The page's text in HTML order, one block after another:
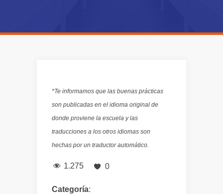
*Te informamos que las buenas prácticas
son publicadas en el idioma original de
donde proviene la escuela y las
traducciones a los otros idiomas son
hechas por un traductor automático.
1.275 0
Categoría: